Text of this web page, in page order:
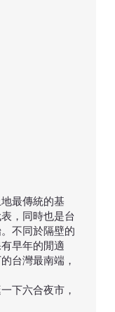
最傳統的基
，同時也是台
不同於隔壁的
早年的閒適
台灣最南端，
下六合夜市，